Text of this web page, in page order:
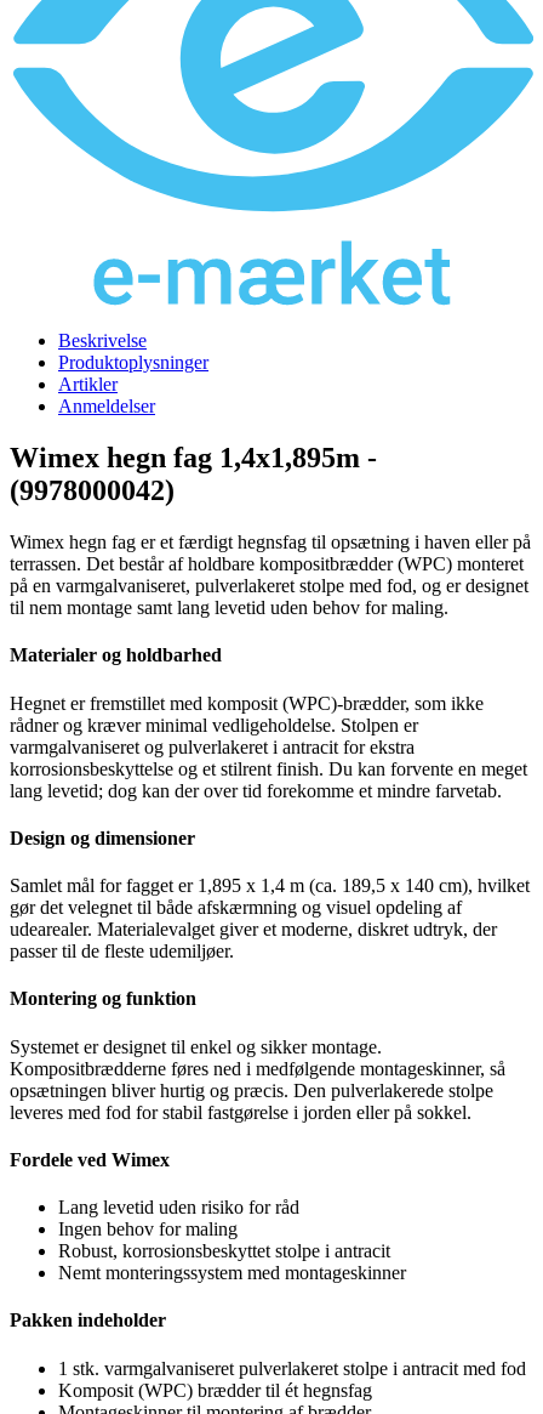
Beskrivelse
Produktoplysninger
Artikler
Anmeldelser
Wimex hegn fag 1,4x1,895m -
(9978000042)
Wimex hegn fag er et færdigt hegnsfag til opsætning i haven eller på
terrassen. Det består af holdbare kompositbrædder (WPC) monteret
på en varmgalvaniseret, pulverlakeret stolpe med fod, og er designet
til nem montage samt lang levetid uden behov for maling.
Materialer og holdbarhed
Hegnet er fremstillet med komposit (WPC)-brædder, som ikke
rådner og kræver minimal vedligeholdelse. Stolpen er
varmgalvaniseret og pulverlakeret i antracit for ekstra
korrosionsbeskyttelse og et stilrent finish. Du kan forvente en meget
lang levetid; dog kan der over tid forekomme et mindre farvetab.
Design og dimensioner
Samlet mål for fagget er 1,895 x 1,4 m (ca. 189,5 x 140 cm), hvilket
gør det velegnet til både afskærmning og visuel opdeling af
udearealer. Materialevalget giver et moderne, diskret udtryk, der
passer til de fleste udemiljøer.
Montering og funktion
Systemet er designet til enkel og sikker montage.
Kompositbrædderne føres ned i medfølgende montageskinner, så
opsætningen bliver hurtig og præcis. Den pulverlakerede stolpe
leveres med fod for stabil fastgørelse i jorden eller på sokkel.
Fordele ved Wimex
Lang levetid uden risiko for råd
Ingen behov for maling
Robust, korrosionsbeskyttet stolpe i antracit
Nemt monteringssystem med montageskinner
Pakken indeholder
1 stk. varmgalvaniseret pulverlakeret stolpe i antracit med fod
Komposit (WPC) brædder til ét hegnsfag